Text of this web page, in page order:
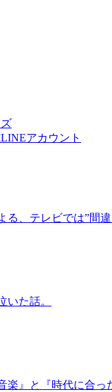
アカウント
る、テレビでは”間
いた話。
楽』と『時代に合っ